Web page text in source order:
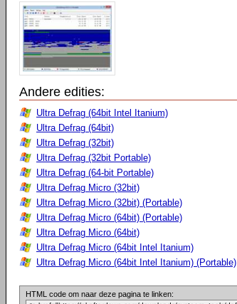
Andere edities:
Ultra Defrag (64bit Intel Itanium)
Ultra Defrag (64bit)
Ultra Defrag (32bit)
Ultra Defrag (32bit Portable)
Ultra Defrag (64-bit Portable)
Ultra Defrag Micro (32bit)
Ultra Defrag Micro (32bit) (Portable)
Ultra Defrag Micro (64bit) (Portable)
Ultra Defrag Micro (64bit)
Ultra Defrag Micro (64bit Intel Itanium)
Ultra Defrag Micro (64bit Intel Itanium) (Portable)
HTML code om naar deze pagina te linken: